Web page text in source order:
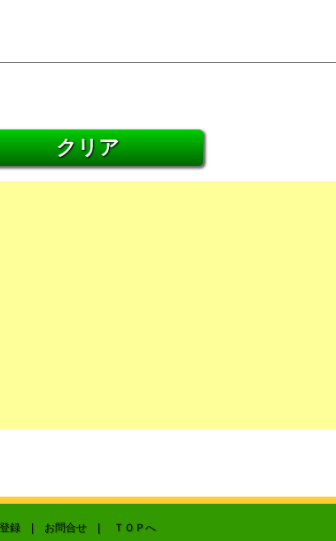
録 | お問合せ| ＴＯＰへ